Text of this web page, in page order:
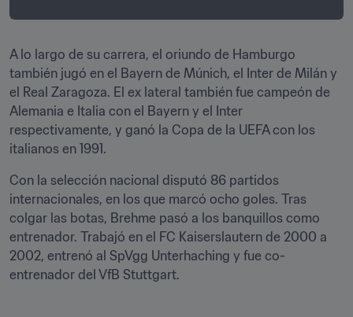
A lo largo de su carrera, el oriundo de Hamburgo
también jugó en el Bayern de Múnich, el Inter de Milán y
el Real Zaragoza. El ex lateral también fue campeón de
Alemania e Italia con el Bayern y el Inter
respectivamente, y ganó la Copa de la UEFA con los
italianos en 1991.
Con la selección nacional disputó 86 partidos
internacionales, en los que marcó ocho goles. Tras
colgar las botas, Brehme pasó a los banquillos como
entrenador. Trabajó en el FC Kaiserslautern de 2000 a
2002, entrenó al SpVgg Unterhaching y fue co-
entrenador del VfB Stuttgart.